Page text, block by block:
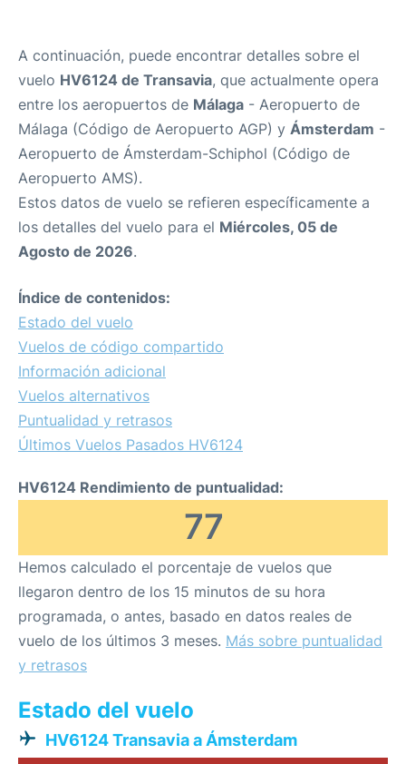
A continuación, puede encontrar detalles sobre el
vuelo HV6124 de Transavia, que actualmente opera
entre los aeropuertos de Málaga - Aeropuerto de
Málaga (Código de Aeropuerto AGP) y Ámsterdam -
Aeropuerto de Ámsterdam-Schiphol (Código de
Aeropuerto AMS).
Estos datos de vuelo se refieren específicamente a
los detalles del vuelo para el Miércoles, 05 de
Agosto de 2026.
Índice de contenidos:
Estado del vuelo
Vuelos de código compartido
Información adicional
Vuelos alternativos
Puntualidad y retrasos
Últimos Vuelos Pasados HV6124
HV6124 Rendimiento de puntualidad:
77
Hemos calculado el porcentaje de vuelos que
llegaron dentro de los 15 minutos de su hora
programada, o antes, basado en datos reales de
vuelo de los últimos 3 meses. Más sobre puntualidad
y retrasos
Estado del vuelo
HV6124 Transavia a Ámsterdam